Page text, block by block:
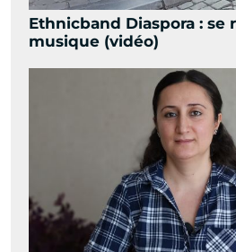
Ethnicband Diaspora : se
musique (vidéo)